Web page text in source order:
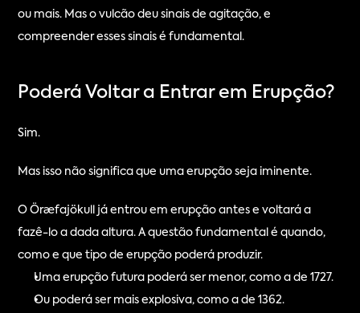
ou mais. Mas o vulcão deu sinais de agitação, e
compreender esses sinais é fundamental.
Poderá Voltar a Entrar em Erupção?
Sim.
Mas isso não significa que uma erupção seja iminente.
O Öræfajökull já entrou em erupção antes e voltará a
fazê-lo a dada altura. A questão fundamental é quando,
como e que tipo de erupção poderá produzir.
Uma erupção futura poderá ser menor, como a de 1727.
Ou poderá ser mais explosiva, como a de 1362.